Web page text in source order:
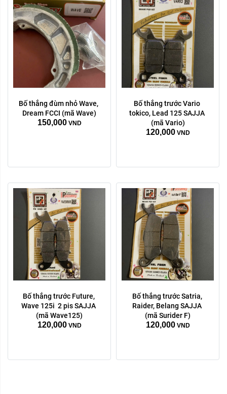
Bố thắng đùm nhỏ Wave,
Dream FCCI (mã Wave)
150,000 VND
Bố thắng trước Vario
tokico, Lead 125 SAJJA
(mã Vario)
120,000 VND
Bố thắng trước Future,
Wave 125i  2 pis SAJJA
(mã Wave125)
120,000 VND
Bố thắng trước Satria,
Raider, Belang SAJJA
(mã Surider F)
120,000 VND